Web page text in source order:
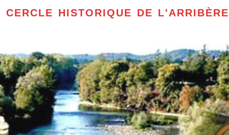
CERCLE HISTORIQUE DE L'ARRIBÈRE